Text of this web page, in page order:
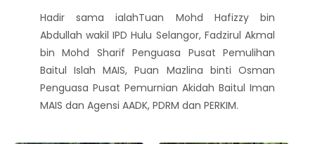
Hadir sama ialahTuan Mohd Hafizzy bin
Abdullah wakil IPD Hulu Selangor, Fadzirul Akmal
bin Mohd Sharif Penguasa Pusat Pemulihan
Baitul Islah MAIS, Puan Mazlina binti Osman
Penguasa Pusat Pemurnian Akidah Baitul Iman
MAIS dan Agensi AADK, PDRM dan PERKIM.